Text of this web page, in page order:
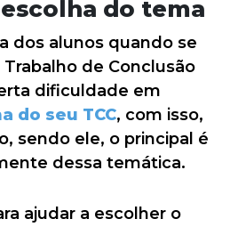
escolha do tema
dos alunos quando se
de Conclusão
dificuldade em
do seu TCC, com isso,
sendo ele, o principal é
dessa temática.
ajudar a escolher o